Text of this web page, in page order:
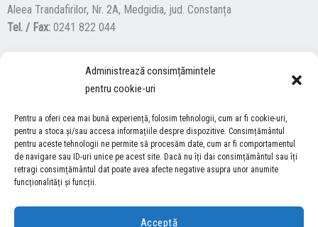
Administrează consimțămintele
pentru cookie-uri
Pentru a oferi cea mai bună experiență, folosim tehnologii, cum ar fi cookie-uri,
pentru a stoca și/sau accesa informațiile despre dispozitive. Consimțământul
pentru aceste tehnologii ne permite să procesăm date, cum ar fi comportamentul
de navigare sau ID-uri unice pe acest site. Dacă nu îți dai consimțământul sau îți
retragi consimțământul dat poate avea afecte negative asupra unor anumite
funcționalități și funcții.
Acceptă
Aleea Trandafirilor, Nr. 2A, Medgidia, jud. Constanța
Tel. / Fax: 0241 822 044
F
a
c
e
b
o
k
Y
u
t
u
b
I
s
t
a
g
a
ACCES NEVĂZĂTORI
Descărcați programul NonVisual Desktop Acces, care oferă
persoanelor cu dizabilități vizuale posibilitatea de a consulta site-ul